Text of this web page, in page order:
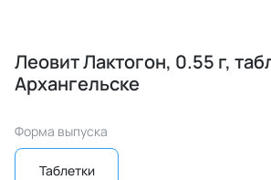
Леовит Лактогон, 0.55 г,
Архангельске
Форма выпуска
Таблетки